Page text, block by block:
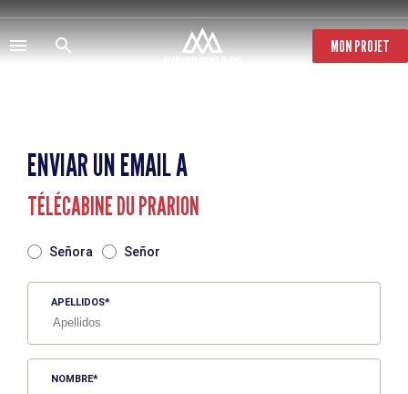
Pasar
al
contenido
principal
MON PROJET
ENVIAR UN EMAIL A
TÉLÉCABINE DU PRARION
Señora Señor
APELLIDOS
NOMBRE